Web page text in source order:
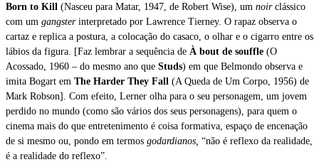
Born to Kill (Nasceu para Matar, 1947, de Robert Wise), um noir clássico
com um gangster interpretado por Lawrence Tierney. O rapaz observa o
cartaz e replica a postura, a colocação do casaco, o olhar e o cigarro entre os
lábios da figura. [Faz lembrar a sequência de À bout de souffle (O
Acossado, 1960 – do mesmo ano que Studs) em que Belmondo observa e
imita Bogart em The Harder They Fall (A Queda de Um Corpo, 1956) de
Mark Robson]. Com efeito, Lerner olha para o seu personagem, um jovem
perdido no mundo (como são vários dos seus personagens), para quem o
cinema mais do que entretenimento é coisa formativa, espaço de encenação
de si mesmo ou, pondo em termos godardianos, “não é reflexo da realidade,
é a realidade do reflexo”.